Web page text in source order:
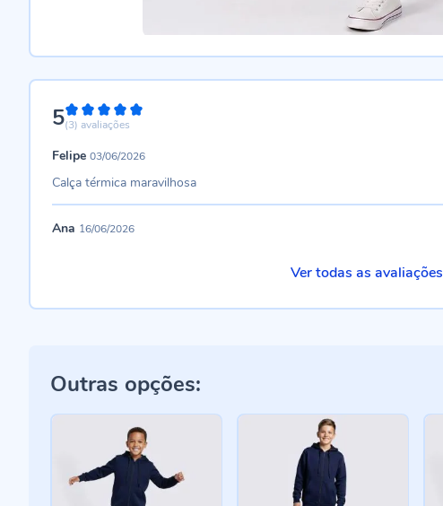
5100%
(3) avaliações
Felipe 03/06/2026
Calça térmica maravilhosa
Ana 16/06/2026
Ver todas as avaliações
Outras opções: